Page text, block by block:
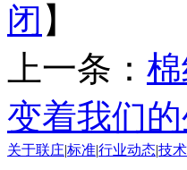
闭 】
上一条：
变着我们
关于联庄标准行业动态技